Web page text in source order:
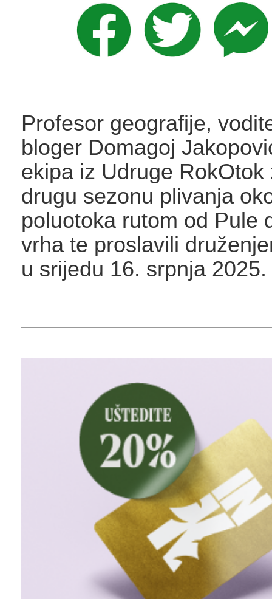
Profesor geografije,
bloger Domagoj
ekipa iz Udruge RokOtok
drugu sezonu plivanja
poluotoka rutom od Pule
vrha te proslavili
u srijedu 16. srpnja